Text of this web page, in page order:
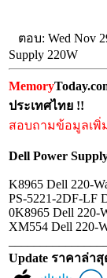
ตอบ: Wed Nov
Supply 220W
Memory
ประเทศไทย !!
สอบถามข้อมูลเพิ่
Dell Power
K8965 Dell 220-
PS-5221-2DF-LF
0K8965 Dell 220-
XM554 Dell 220-
Update ราคาล่า